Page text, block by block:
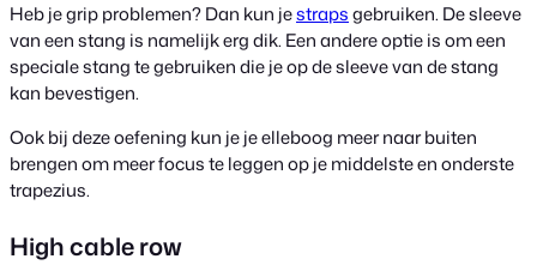
Heb je grip problemen? Dan kun jestrapsgebruiken. De sleeve
van een stang is namelijk erg dik. Een andere optie is om een
speciale stang te gebruiken die je op de sleeve van de stang
kan bevestigen.
Ook bij deze oefening kun je je elleboog meer naar buiten
brengen om meer focus te leggen op je middelste en onderste
trapezius.
High cable row